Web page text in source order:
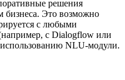
решения
бизнеса. Это возможно
с любыми
с Dialogflow или
использованию NLU-модули.